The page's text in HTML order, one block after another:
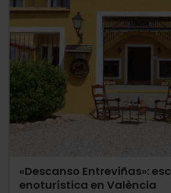
«Descanso Entreviñas»:
enoturística en València